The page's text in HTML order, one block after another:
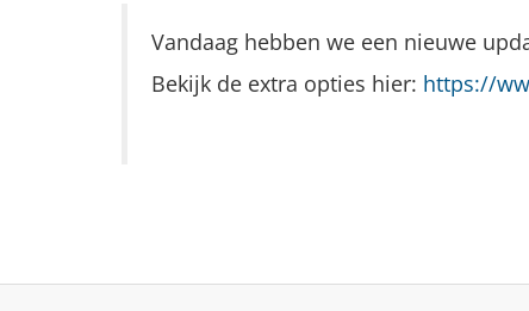
Vandaag hebben we een nieuwe
Bekijk de extra opties hier: https://